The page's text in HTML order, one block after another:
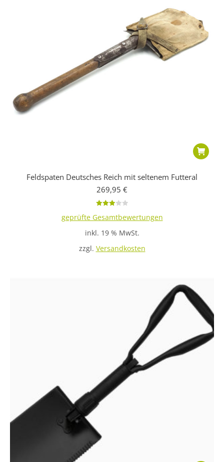
Feldspaten Deutsches Reich mit seltenem Futteral
269,95 €
mit
von 5
geprüfte Gesamtbewertungen
inkl. 19 % MwSt.
zzgl. Versandkosten